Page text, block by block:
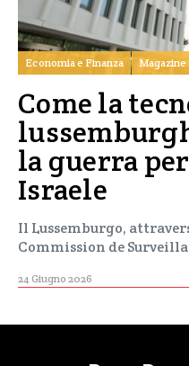
Economia e Finanza Magazine
Come la
la guerra
Israele
Il Lussemburgo,
Commission de
24 Giugno 2026